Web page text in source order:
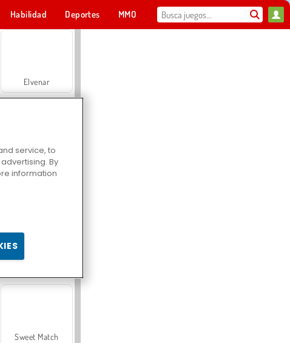
Habilidad Deportes MMO
Elvenar
Sweet Match
service, to
By
information